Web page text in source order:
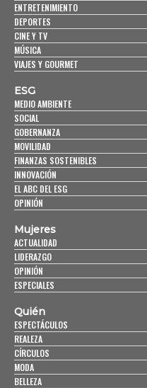
ENTRETENIMIENTO
DEPORTES
CINE Y TV
MÚSICA
VIAJES Y GOURMET
ESG
MEDIO AMBIENTE
SOCIAL
GOBERNANZA
MOVILIDAD
FINANZAS SOSTENIBLES
INNOVACIÓN
EL ABC DEL ESG
OPINIÓN
Mujeres
ACTUALIDAD
LIDERAZGO
OPINIÓN
ESPECIALES
Quién
ESPECTÁCULOS
REALEZA
CÍRCULOS
MODA
BELLEZA